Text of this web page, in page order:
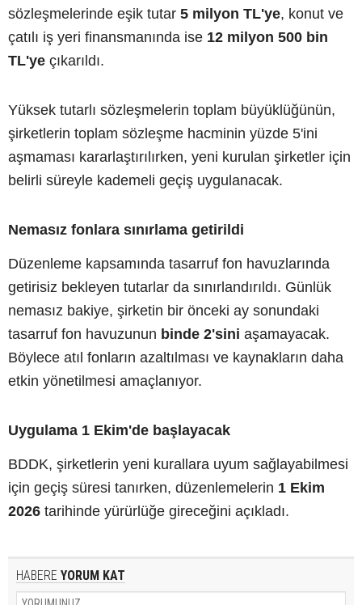
sözleşmelerinde eşik tutar 5 milyon TL'ye, konut ve
çatılı iş yeri finansmanında ise 12 milyon 500 bin
TL'ye çıkarıldı.
Yüksek tutarlı sözleşmelerin toplam büyüklüğünün,
şirketlerin toplam sözleşme hacminin yüzde 5'ini
aşmaması kararlaştırılırken, yeni kurulan şirketler için
belirli süreyle kademeli geçiş uygulanacak.
Nemasız fonlara sınırlama getirildi
Düzenleme kapsamında tasarruf fon havuzlarında
getirisiz bekleyen tutarlar da sınırlandırıldı. Günlük
nemasız bakiye, şirketin bir önceki ay sonundaki
tasarruf fon havuzunun binde 2'sini aşamayacak.
Böylece atıl fonların azaltılması ve kaynakların daha
etkin yönetilmesi amaçlanıyor.
Uygulama 1 Ekim'de başlayacak
BDDK, şirketlerin yeni kurallara uyum sağlayabilmesi
için geçiş süresi tanırken, düzenlemelerin 1 Ekim
2026 tarihinde yürürlüğe gireceğini açıkladı.
HABERE YORUM KAT